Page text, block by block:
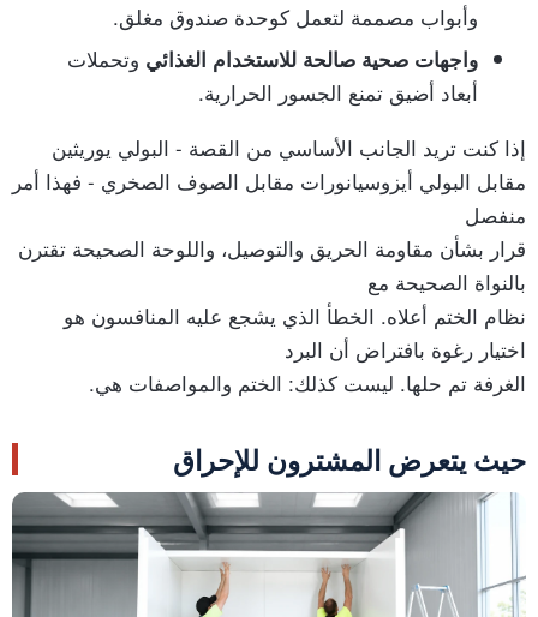
وأبواب مصممة لتعمل كوحدة صندوق مغلق.
واجهات صحية صالحة للاستخدام الغذائي وتحملات
أبعاد أضيق تمنع الجسور الحرارية.
إذا كنت تريد الجانب الأساسي من القصة - البولي يوريثين
مقابل البولي أيزوسيانورات مقابل الصوف الصخري - فهذا أمر
منفصل
قرار بشأن مقاومة الحريق والتوصيل، واللوحة الصحيحة تقترن
بالنواة الصحيحة مع
نظام الختم أعلاه. الخطأ الذي يشجع عليه المنافسون هو
اختيار رغوة بافتراض أن البرد
الغرفة تم حلها. ليست كذلك: الختم والمواصفات هي.
حيث يتعرض المشترون للإحراق